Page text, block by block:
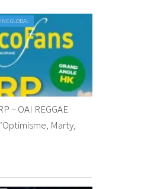
GLOBAL
– OAI REGGAE
Marty,